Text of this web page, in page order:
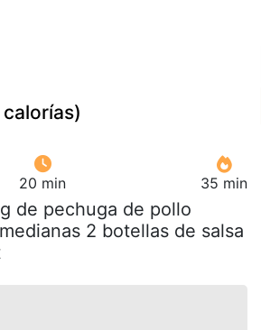
20 min 35 min
de pechuga de pollo
2 botellas de salsa